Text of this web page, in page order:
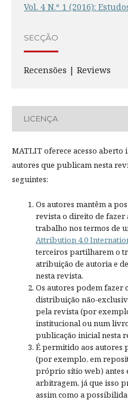
Vol. 4 N.º 1 (2016):
SECÇÃO
Recensões | Reviews
LICENÇA
MATLIT oferece acesso aberto
autores que publicam nesta
seguintes:
Os autores mantêm a
revista o direito de
trabalho nos termos de
Attribution 4.0
terceiros partilharem o
atribuição de autoria e
nesta revista.
Os autores podem fazer
distribuição não-
pela revista (por
institucional ou num
publicação inicial nesta
É permitido aos autores
(por exemplo, em
próprio sítio web) antes
arbitragem, já que isso
assim como a